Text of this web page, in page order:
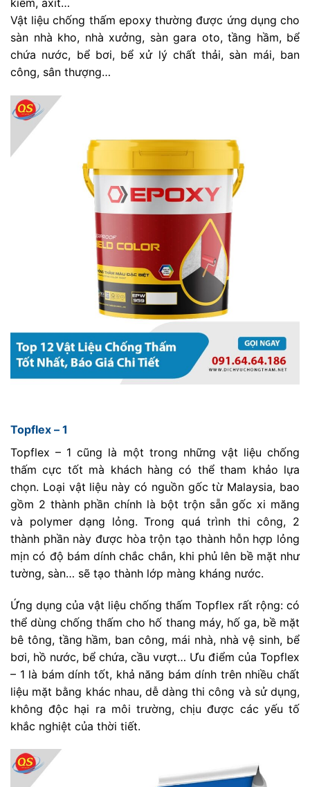
kiềm, axit…
Vật liệu chống thấm epoxy thường được ứng dụng cho
sàn nhà kho, nhà xưởng, sàn gara oto, tầng hầm, bể
chứa nước, bể bơi, bể xử lý chất thải, sàn mái, ban
công, sân thượng…
Topflex – 1
Topflex – 1 cũng là một trong những vật liệu chống
thấm cực tốt mà khách hàng có thể tham khảo lựa
chọn. Loại vật liệu này có nguồn gốc từ Malaysia, bao
gồm 2 thành phần chính là bột trộn sẵn gốc xi măng
và polymer dạng lỏng. Trong quá trình thi công, 2
thành phần này được hòa trộn tạo thành hỗn hợp lỏng
mịn có độ bám dính chắc chắn, khi phủ lên bề mặt như
tường, sàn… sẽ tạo thành lớp màng kháng nước.
Ứng dụng của vật liệu chống thấm Topflex rất rộng: có
thể dùng chống thấm cho hố thang máy, hố ga, bề mặt
bê tông, tầng hầm, ban công, mái nhà, nhà vệ sinh, bể
bơi, hồ nước, bể chứa, cầu vượt… Ưu điểm của Topflex
– 1 là bám dính tốt, khả năng bám dính trên nhiều chất
liệu mặt bằng khác nhau, dễ dàng thi công và sử dụng,
không độc hại ra môi trường, chịu được các yếu tố
khắc nghiệt của thời tiết.